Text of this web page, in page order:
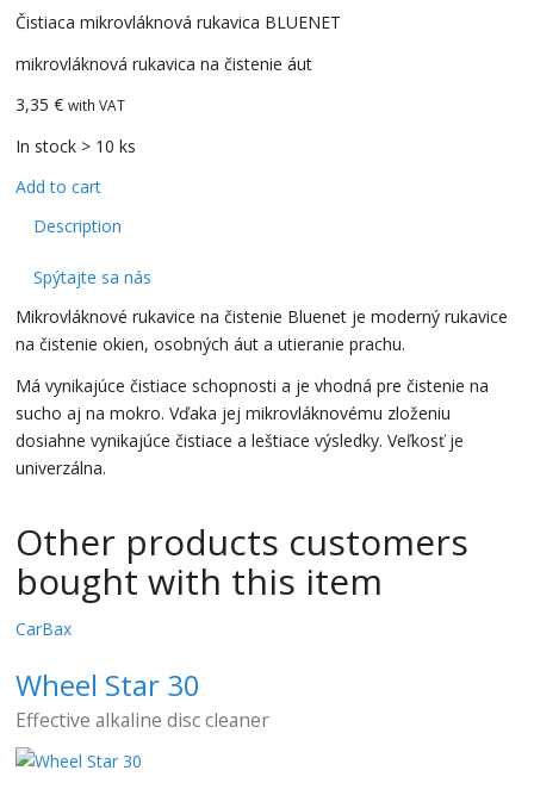
Čistiaca mikrovláknová rukavica BLUENET
mikrovláknová rukavica na čistenie áut
3,35 € with VAT
In stock > 10 ks
Add to cart
Description
Spýtajte sa nás
Mikrovláknové rukavice na čistenie Bluenet je moderný rukavice
na čistenie okien, osobných áut a utieranie prachu.
Má vynikajúce čistiace schopnosti a je vhodná pre čistenie na
sucho aj na mokro. Vďaka jej mikrovláknovému zloženiu
dosiahne vynikajúce čistiace a leštiace výsledky. Veľkosť je
univerzálna.
Other products customers
bought with this item
CarBax
Wheel Star 30
Effective alkaline disc cleaner